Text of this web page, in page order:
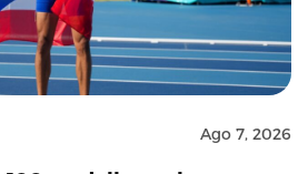
Ago 7, 2026